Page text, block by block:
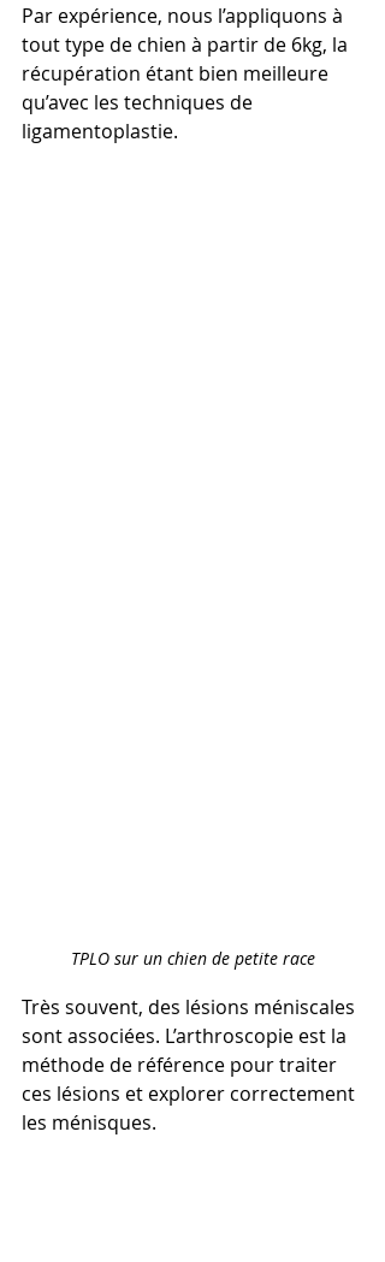
Par expérience, nous l’appliquons à
tout type de chien à partir de 6kg, la
récupération étant bien meilleure
qu’avec les techniques de
ligamentoplastie.
TPLO sur un chien de petite race
Très souvent, des lésions méniscales
sont associées. L’arthroscopie est la
méthode de référence pour traiter
ces lésions et explorer correctement
les ménisques.